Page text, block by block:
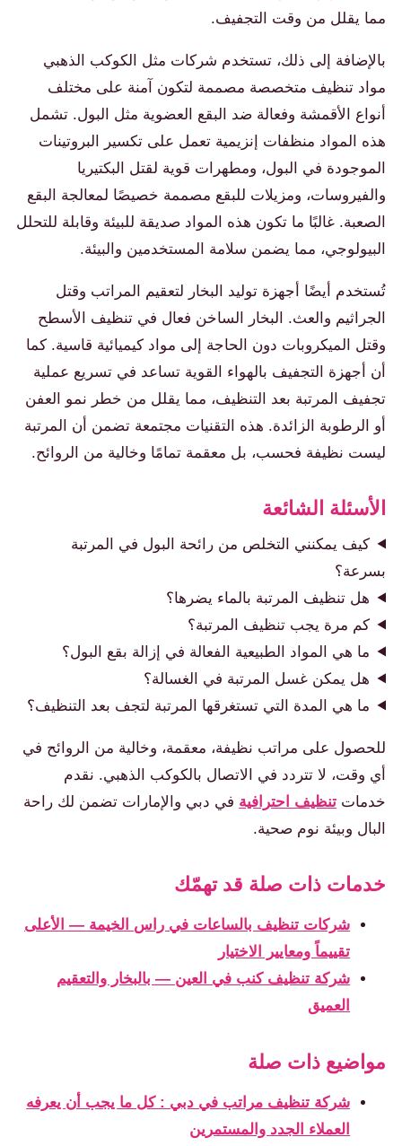
مما يقلل من وقت التجفيف.
بالإضافة إلى ذلك، تستخدم شركات مثل الكوكب الذهبي
مواد تنظيف متخصصة مصممة لتكون آمنة على مختلف
أنواع الأقمشة وفعالة ضد البقع العضوية مثل البول. تشمل
هذه المواد منظفات إنزيمية تعمل على تكسير البروتينات
الموجودة في البول، ومطهرات قوية لقتل البكتيريا
والفيروسات، ومزيلات للبقع مصممة خصيصًا لمعالجة البقع
الصعبة. غالبًا ما تكون هذه المواد صديقة للبيئة وقابلة للتحلل
البيولوجي، مما يضمن سلامة المستخدمين والبيئة.
تُستخدم أيضًا أجهزة توليد البخار لتعقيم المراتب وقتل
الجراثيم والعث. البخار الساخن فعال في تنظيف الأسطح
وقتل الميكروبات دون الحاجة إلى مواد كيميائية قاسية. كما
أن أجهزة التجفيف بالهواء القوية تساعد في تسريع عملية
تجفيف المرتبة بعد التنظيف، مما يقلل من خطر نمو العفن
أو الرطوبة الزائدة. هذه التقنيات مجتمعة تضمن أن المرتبة
ليست نظيفة فحسب، بل معقمة تمامًا وخالية من الروائح.
الأسئلة الشائعة
كيف يمكنني التخلص من رائحة البول في المرتبة
بسرعة؟
هل تنظيف المرتبة بالماء يضرها؟
كم مرة يجب تنظيف المرتبة؟
ما هي المواد الطبيعية الفعالة في إزالة بقع البول؟
هل يمكن غسل المرتبة في الغسالة؟
ما هي المدة التي تستغرقها المرتبة لتجف بعد التنظيف؟
للحصول على مراتب نظيفة، معقمة، وخالية من الروائح في
أي وقت، لا تتردد في الاتصال بالكوكب الذهبي. نقدم
خدمات تنظيف احترافية في دبي والإمارات تضمن لك راحة
البال وبيئة نوم صحية.
خدمات ذات صلة قد تهمّك
شركات تنظيف بالساعات في راس الخيمة — الأعلى
تقييماً ومعايير الاختيار
شركة تنظيف كنب في العين — بالبخار والتعقيم
العميق
مواضيع ذات صلة
شركة تنظيف مراتب في دبي : كل ما يجب أن يعرفه
العملاء الجدد والمستمرين